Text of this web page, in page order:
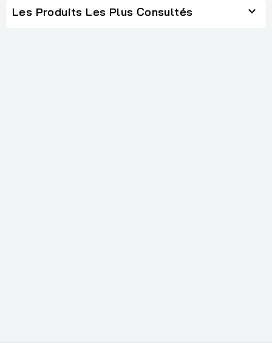
Les Produits Les Plus Consultés 